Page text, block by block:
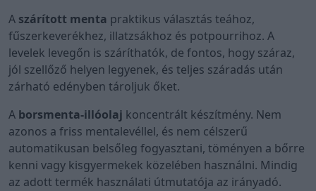
A szárított menta praktikus választás teához,
fűszerkeverékhez, illatzsákhoz és potpourrihoz. A
levelek levegőn is száríthatók, de fontos, hogy száraz,
jól szellőző helyen legyenek, és teljes száradás után
zárható edényben tároljuk őket.
A borsmenta-illóolaj koncentrált készítmény. Nem
azonos a friss mentalevéllel, és nem célszerű
automatikusan belsőleg fogyasztani, töményen a bőrre
kenni vagy kisgyermekek közelében használni. Mindig
az adott termék használati útmutatója az irányadó.